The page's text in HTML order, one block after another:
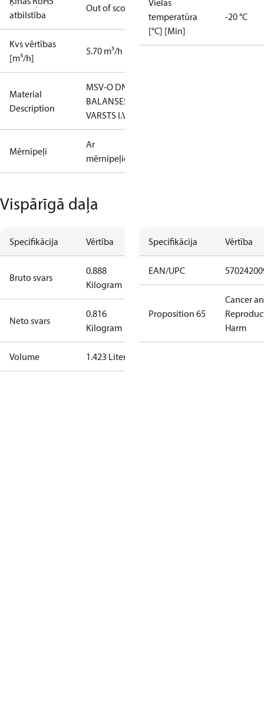
atbilstība
Out of scope
Kvs vērtības
[m³/h]
5.70 m³/h
Material
Description
MSV-O DN20
BALANSESANAS
VARSTS I.V.
Mērnipeļi
Ar
mērnipeļiem
Vielas
temperatūra
[°C] [Min]
-20 °C
Vispārīgā daļa
Specifikācija Vērtība
Bruto svars
0.888
Kilogram
Neto svars
0.816
Kilogram
Volume 1.423 Liter
Specifikācija Vērtība
EAN/UPC
Proposition 65
Cancer
Harm